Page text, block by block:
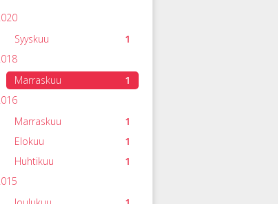
1
Syyskuu
1
Marraskuu
1
Marraskuu
1
Elokuu
1
Huhtikuu